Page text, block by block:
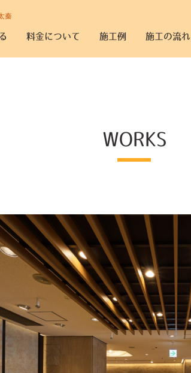
秦
料金について 施工例 施工の流れ
WORKS